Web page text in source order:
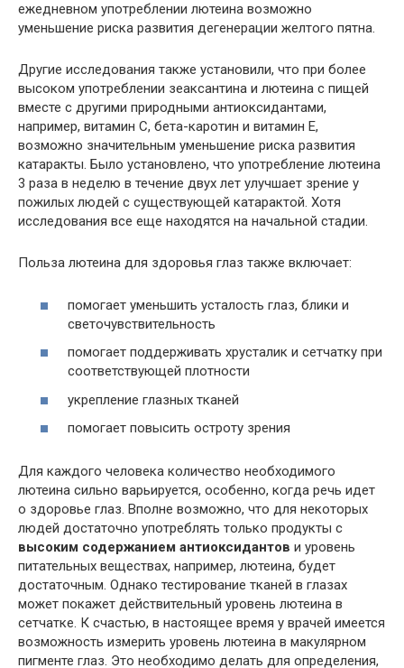
ежедневном употреблении лютеина возможно
уменьшение риска развития дегенерации желтого пятна.
Другие исследования также установили, что при более
высоком употреблении зеаксантина и лютеина с пищей
вместе с другими природными антиоксидантами,
например, витамин С, бета-каротин и витамин Е,
возможно значительным уменьшение риска развития
катаракты. Было установлено, что употребление лютеина
3 раза в неделю в течение двух лет улучшает зрение у
пожилых людей с существующей катарактой. Хотя
исследования все еще находятся на начальной стадии.
Польза лютеина для здоровья глаз также включает:
помогает уменьшить усталость глаз, блики и
светочувствительность
помогает поддерживать хрусталик и сетчатку при
соответствующей плотности
укрепление глазных тканей
помогает повысить остроту зрения
Для каждого человека количество необходимого
лютеина сильно варьируется, особенно, когда речь идет
о здоровье глаз. Вполне возможно, что для некоторых
людей достаточно употреблять только продукты с
высоким содержанием антиоксидантов и уровень
питательных веществах, например, лютеина, будет
достаточным. Однако тестирование тканей в глазах
может покажет действительный уровень лютеина в
сетчатке. К счастью, в настоящее время у врачей имеется
возможность измерить уровень лютеина в макулярном
пигменте глаз. Это необходимо делать для определения,